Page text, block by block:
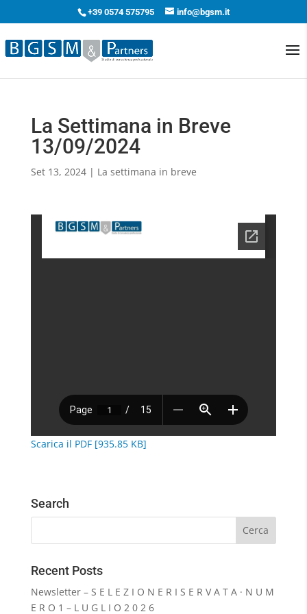
+39 0574 575795 info@bgsm.it
La Settimana in Breve
13/09/2024
Set 13, 2024| La settimana in breve
Scarica il PDF [935.85 KB]
Search
Recent Posts
Newsletter – S E L E Z I O N E R I S E R V A T A · N U M
E R O 1 – L U G L I O 2 0 2 6